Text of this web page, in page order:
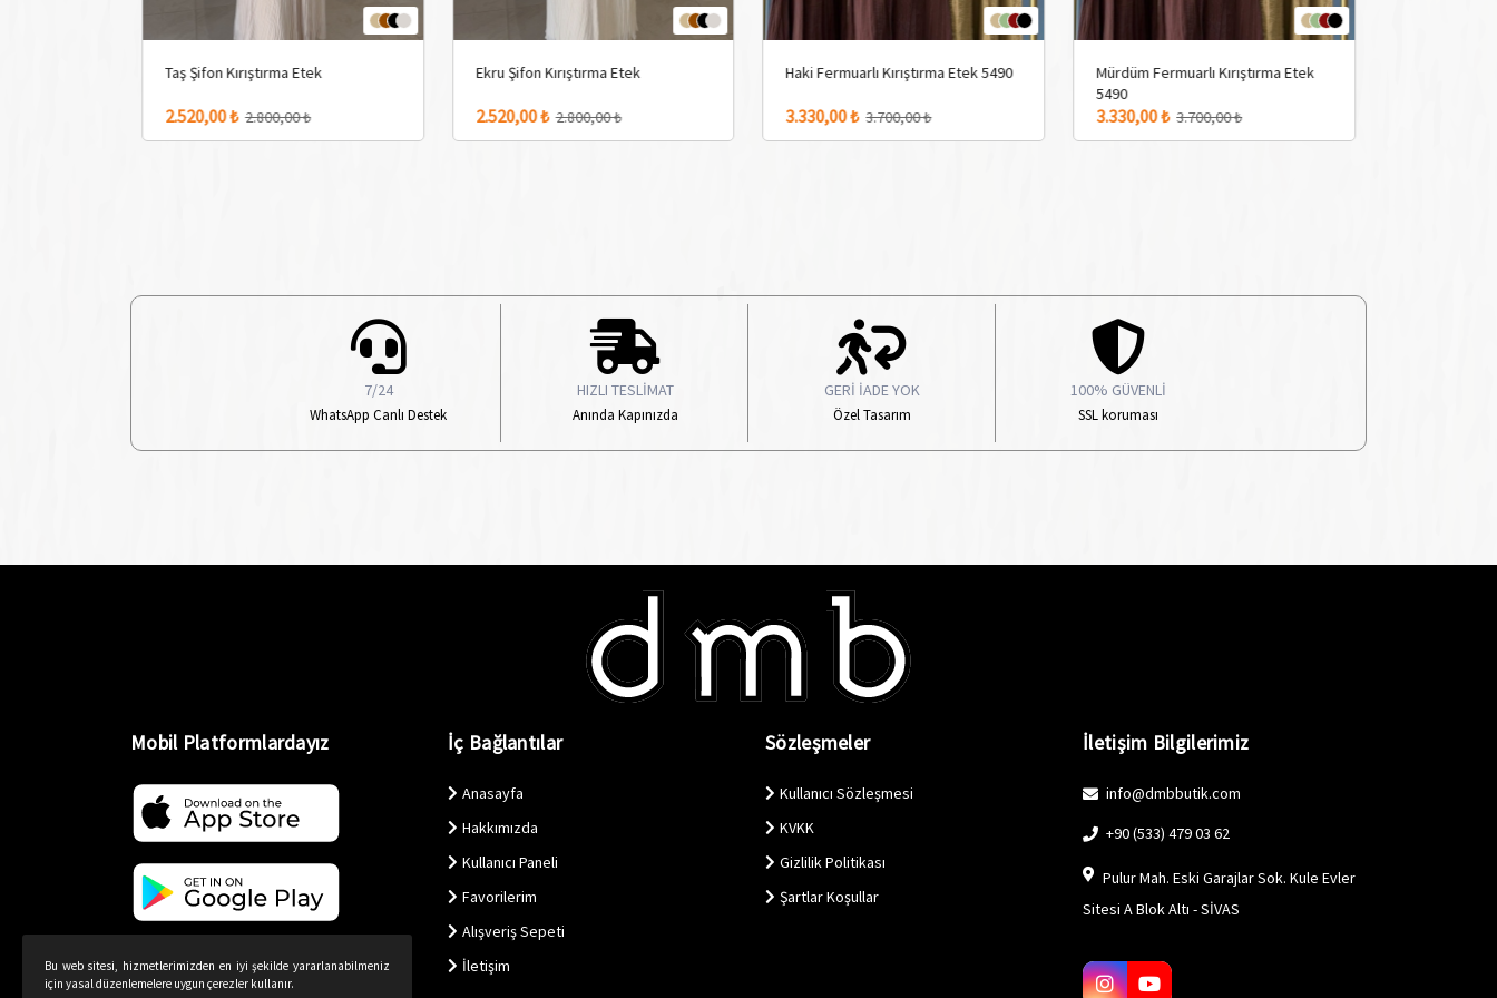
4 Adet Renk Seçeneği
Taş Şifon Kırıştırma Etek
2.520,00 ₺ 2.800,00 ₺ 4 Adet Renk Seçeneği
Ekru Şifon Kırıştırma Etek
2.520,00 ₺ 2.800,00 ₺ 4 Adet Renk Seçeneği
Haki Fermuarlı Kırıştırma Etek 5490
3.330,00 ₺ 3.700,00 ₺ 4 Adet Renk Seçeneği
Mürdüm Fermuarlı Kırıştırma Etek
5490
3.330,00 ₺ 3.700,00 ₺
7/24
WhatsApp Canlı Destek
HIZLI TESLİMAT
Anında Kapınızda
GERİ İADE YOK
Özel Tasarım
100% GÜVENLİ
SSL koruması
Mobil Platformlardayız İç Bağlantılar
Anasayfa
Hakkımızda
Kullanıcı Paneli
Favorilerim
Alışveriş Sepeti
İletişim
Sözleşmeler
Kullanıcı Sözleşmesi
KVKK
Gizlilik Politikası
Şartlar Koşullar
İletişim Bilgilerimiz
info@dmbbutik.com
+90 (533) 479 03 62
Pulur Mah. Eski Garajlar Sok. Kule Evler
Sitesi A Blok Altı - SİVAS
Bu web sitesi, hizmetlerimizden en iyi şekilde yararlanabilmeniz
için yasal düzenlemelere uygun çerezler kullanır.